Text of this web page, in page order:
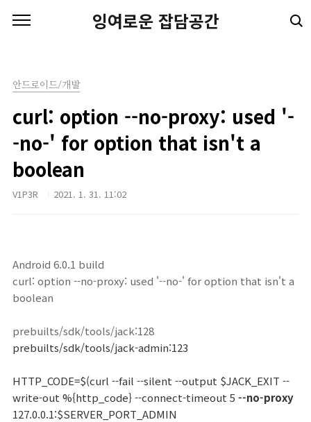
잉여로운 잡담공간
안드로이드/개발
curl: option --no-proxy: used '-
-no-' for option that isn't a
boolean
V1P3R 2021. 1. 31. 11:02
Android 6.0.1 build
curl: option --no-proxy: used '--no-' for option that isn't a
boolean
prebuilts/sdk/tools/jack:128
prebuilts/sdk/tools/jack-admin:123
HTTP_CODE=$(curl --fail --silent --output $JACK_EXIT --
write-out %{http_code} --connect-timeout 5 --no-proxy
127.0.0.1:$SERVER_PORT_ADMIN